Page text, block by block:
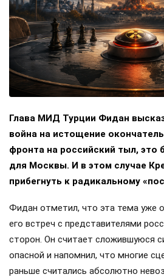
Глава МИД Турции Фидан
война на истощение
фронта на российский тыл, это
для Москвы. И в этом случае
прибегнуть к радикальному
Фидан отметил, что эта тема уже
его встреч с представителями
сторон. Он считает сложившуюся
опасной и напомнил, что многие
раньше считались абсолютно